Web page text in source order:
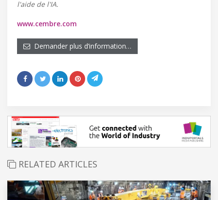
l'aide de l'IA.
www.cembre.com
Demander plus d’information…
RELATED ARTICLES